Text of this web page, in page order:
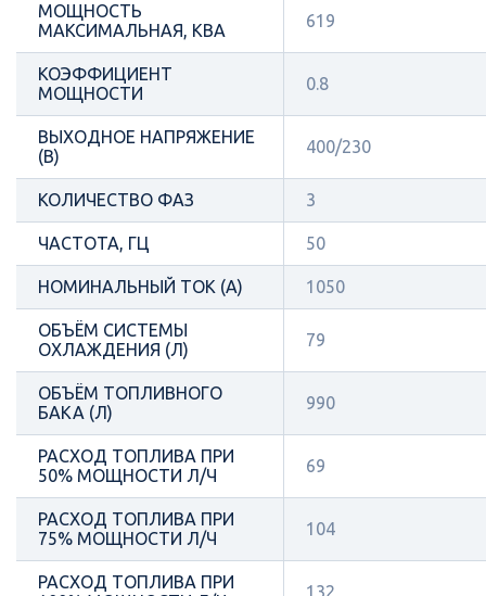
МОЩНОСТЬ
МАКСИМАЛЬНАЯ, КВА
619
КОЭФФИЦИЕНТ
МОЩНОСТИ
0.8
ВЫХОДНОЕ НАПРЯЖЕНИЕ
(В)
400/230
КОЛИЧЕСТВО ФАЗ 3
ЧАСТОТА, ГЦ 50
НОМИНАЛЬНЫЙ ТОК (А) 1050
ОБЪЁМ СИСТЕМЫ
ОХЛАЖДЕНИЯ (Л)
79
ОБЪЁМ ТОПЛИВНОГО
БАКА (Л)
990
РАСХОД ТОПЛИВА ПРИ
50% МОЩНОСТИ Л/Ч
69
РАСХОД ТОПЛИВА ПРИ
75% МОЩНОСТИ Л/Ч
104
РАСХОД ТОПЛИВА ПРИ
132